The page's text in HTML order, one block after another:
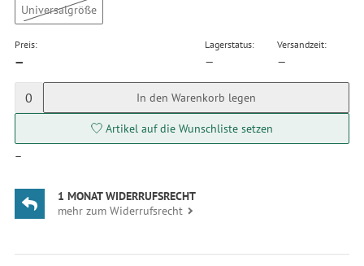
Universalgröße
Preis:
—
Lagerstatus:
—
Versandzeit:
—
0 In den Warenkorb legen
Artikel auf die Wunschliste setzen
—
1 MONAT WIDERRUFSRECHT
mehr zum Widerrufsrecht